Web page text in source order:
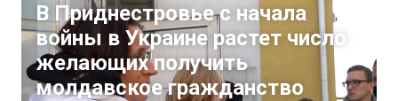
В Приднестровье с начала
войны в Украине растет число
желающих получить
молдавское гражданство